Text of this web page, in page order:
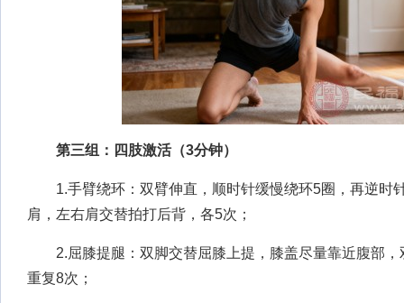
第三组：四肢激活（3分钟）
1.手臂绕环：双臂伸直，顺时针缓慢绕环5圈，再逆时
肩，左右肩交替拍打后背，各5次；
2.屈膝提腿：双脚交替屈膝上提，膝盖尽量靠近腹部，
重复8次；